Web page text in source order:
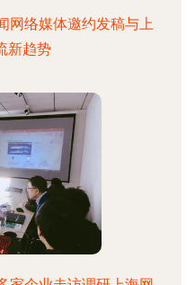
网络媒体邀约发稿与上
新趋势